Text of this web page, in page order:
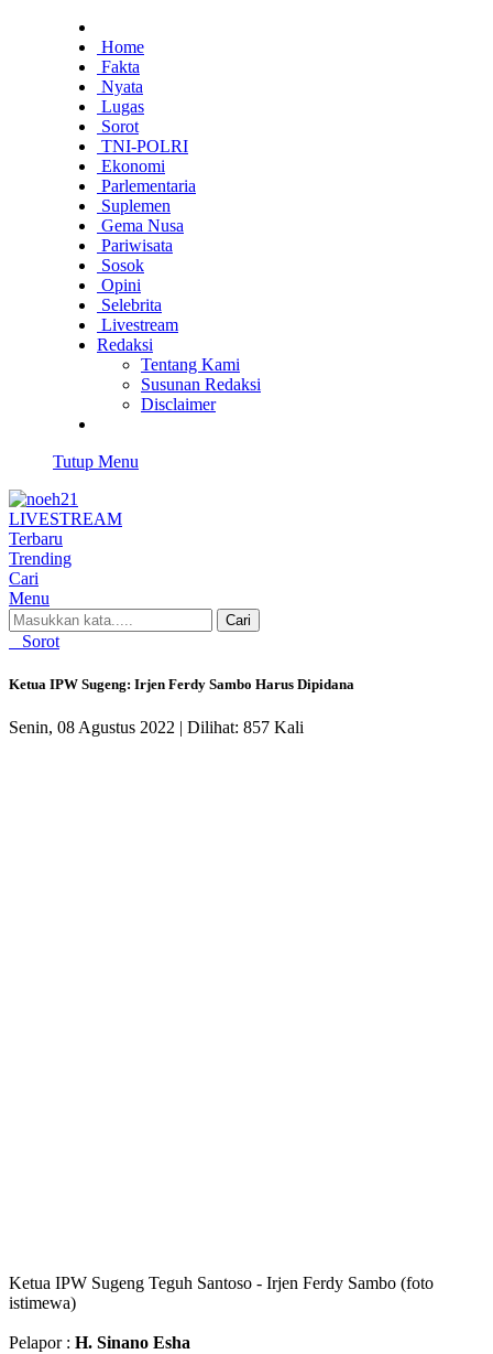
Home
Fakta
Nyata
Lugas
Sorot
TNI-POLRI
Ekonomi
Parlementaria
Suplemen
Gema Nusa
Pariwisata
Sosok
Opini
Selebrita
Livestream
Redaksi
Tentang Kami
Susunan Redaksi
Disclaimer
Tutup Menu
LIVESTREAM
Terbaru
Trending
Cari
Menu
Cari
Sorot
Ketua IPW Sugeng: Irjen Ferdy Sambo Harus Dipidana
Senin, 08 Agustus 2022 | Dilihat: 857 Kali
Ketua IPW Sugeng Teguh Santoso - Irjen Ferdy Sambo (foto
istimewa)
Pelapor : H. Sinano Esha